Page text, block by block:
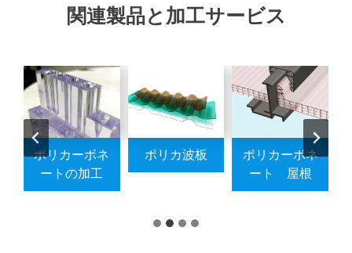
関連製品と加工サービス
ポリカーボネ
ートの加工
ポリカ波板
ポリカーボネ
ート 屋根